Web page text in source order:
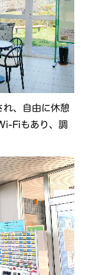
れ、自由に休憩
Fiもあり、調